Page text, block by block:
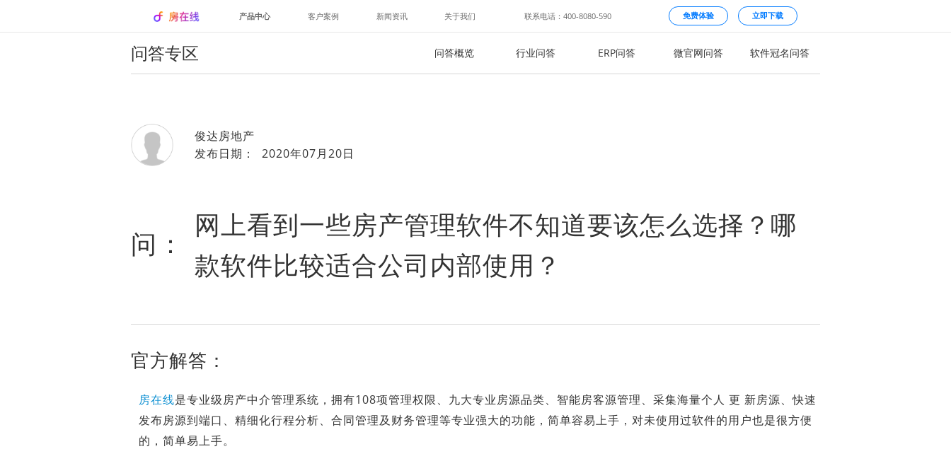
产品中心 客户案例 新闻资讯 关于我们 联系电话：400-8080-590 免费体验 立即下载
问答专区 问答概览 行业问答 ERP问答 微官网问答 软件冠名问答
俊达房地产
发布日期： 2020年07月20日
问：
网上看到一些房产管理软件不知道要该怎么选择？哪
款软件比较适合公司内部使用？
官方解答：
房在线是专业级房产中介管理系统，拥有108项管理权限、九大专业房源品类、智能房客源管理、采集海量个人 更 新房源、快速
发布房源到端口、精细化行程分析、合同管理及财务管理等专业强大的功能，简单容易上手，对未使用过软件的用户也是很方便
的，简单易上手。